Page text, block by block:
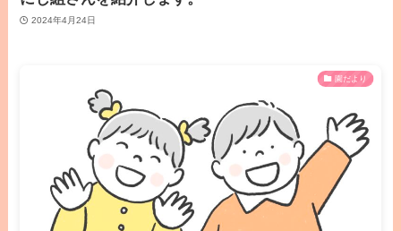
2024年4月24日
園だより